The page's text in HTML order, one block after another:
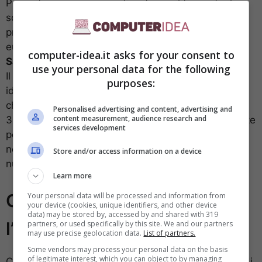
Per evitare unprocessofissato per il 5 agosto, la
società di Mountain View ha accettato un accordo
preliminare: 135 milioni di dollari, circa 125 milioni di
euro. L’intesa, depositata al
San Jose, deve ottenere l’approvazione del giudice.
Il fondo prevede fino a 100 dollari per ogni membro
idoneo della
class action; gli avvocati potranno
chiedere fino al 29,5% perspese legali(massimo
39,8 milioni di dollari). Non è noto al pubblico quante
persone incasseranno effettivamente il pagamento,
né la cifra media che riceveranno: senza questi
numeri, l’impatto individuale resta incerto.
Cosa cambia davvero dopo
l’accordo
computer-idea.it asks for your consent to
use your personal data for the following
purposes:
Personalised advertising and content, advertising and
content measurement, audience research and
services development
Store and/or access information on a device
Learn more
Your personal data will be processed and information from
your device (cookies, unique identifiers, and other device
data) may be stored by, accessed by and shared with 319
partners, or used specifically by this site. We and our partners
may use precise geolocation data. List of partners.
Some vendors may process your personal data on the basis
of legitimate interest, which you can object to by managing